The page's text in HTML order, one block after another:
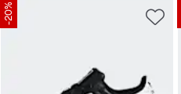
-20%